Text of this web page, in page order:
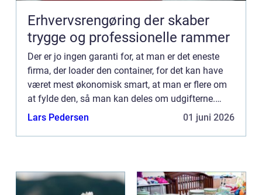
Erhvervsrengøring der skaber
trygge og professionelle rammer
Der er jo ingen garanti for, at man er det eneste
firma, der loader den container, for det kan have
været mest økonomisk smart, at man er flere om
at fylde den, så man kan deles om udgifterne.
Måske bliver man ligefrem påduttet, at der er
Lars Pedersen 01 juni 2026